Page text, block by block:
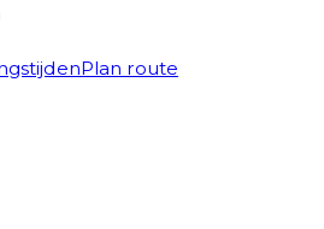
Plan route